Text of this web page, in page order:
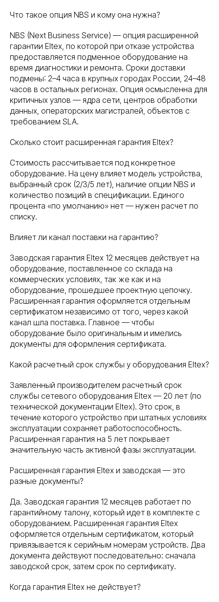
Что такое опция NBS и кому она нужна?
NBS (Next Business Service) — опция расширенной
гарантии Eltex, по которой при отказе устройства
предоставляется подменное оборудование на
время диагностики и ремонта. Сроки доставки
подмены: 2–4 часа в крупных городах России, 24–48
часов в остальных регионах. Опция осмысленна для
критичных узлов — ядра сети, центров обработки
данных, операторских магистралей, объектов с
требованием SLA.
Сколько стоит расширенная гарантия Eltex?
Стоимость рассчитывается под конкретное
оборудование. На цену влияет модель устройства,
выбранный срок (2/3/5 лет), наличие опции NBS и
количество позиций в спецификации. Единого
процента «по умолчанию» нет — нужен расчет по
списку.
Влияет ли канал поставки на гарантию?
Заводская гарантия Eltex 12 месяцев действует на
оборудование, поставленное со склада на
коммерческих условиях, так же как и на
оборудование, прошедшее проектную цепочку.
Расширенная гарантия оформляется отдельным
сертификатом независимо от того, через какой
канал шла поставка. Главное — чтобы
оборудование было оригинальным и имелись
документы для оформления сертификата.
Какой расчетный срок службы у оборудования Eltex?
Заявленный производителем расчетный срок
службы сетевого оборудования Eltex — 20 лет (по
технической документации Eltex). Это срок, в
течение которого устройство при штатных условиях
эксплуатации сохраняет работоспособность.
Расширенная гарантия на 5 лет покрывает
значительную часть активной фазы эксплуатации.
Расширенная гарантия Eltex и заводская — это
разные документы?
Да. Заводская гарантия 12 месяцев работает по
гарантийному талону, который идет в комплекте с
оборудованием. Расширенная гарантия Eltex
оформляется отдельным сертификатом, который
привязывается к серийным номерам устройств. Два
документа действуют последовательно: сначала
заводской срок, затем срок по сертификату.
Когда гарантия Eltex не действует?
Источник бесперебойного питания
Системы хранения данных
Сетевое оборудование
Пользовательское оборудование
Системы безопасности и СКУД
Политика конфиденциальности
ИНН: 3525484526
Адрес: 160001, Вологодская область, городской округ город
© 2026 ООО «Торговая компания ТЕСТ-ДРАЙВ». Все права
защищены. Serverzilla — коммерческое обозначение ООО
«ТКТД»
Договор оферты ТКТД
Сделано в Rhino